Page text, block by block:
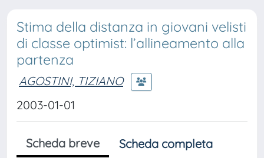
Stima della distanza in giovani velisti
di classe optimist: l’allineamento alla
partenza
AGOSTINI, TIZIANO
2003-01-01
Scheda breve Scheda completa